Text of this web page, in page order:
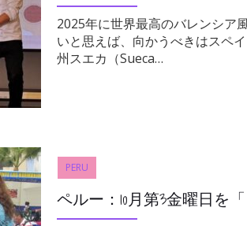
2025年に世界最高のバレンシア
いと思えば、向かうべきはスペ
州スエカ（Sueca…
PERU